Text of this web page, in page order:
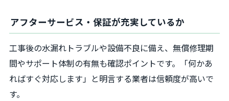
アフターサービス・保証が充実しているか
工事後の水漏れトラブルや設備不良に備え、無償修理期
間やサポート体制の有無も確認ポイントです。「何かあ
ればすぐ対応します」と明言する業者は信頼度が高いで
す。